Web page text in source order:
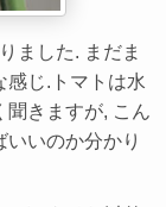
ました. まだま
感じ.トマトは水
聞きますが, こん
いのか分かり